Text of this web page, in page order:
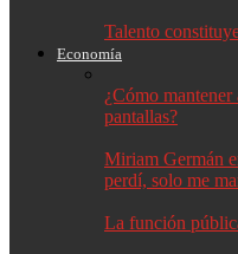
Talento
Economía
¿Cómo mantener
pantallas?
Miriam Germán
perdí, solo me
La función